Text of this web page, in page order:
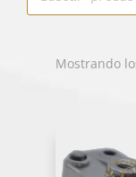
productos
Mostrando